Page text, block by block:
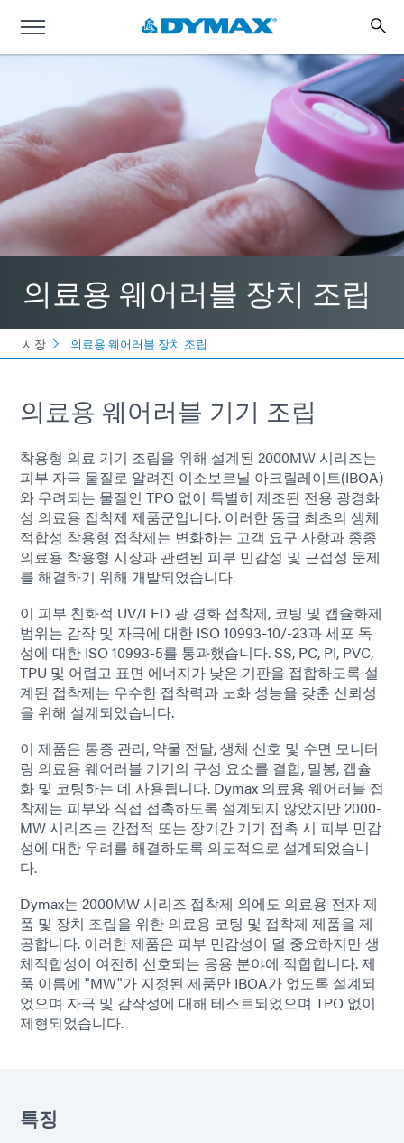
의료용 웨어러블 장치 조립
시장 의료용 웨어러블 장치 조립
의료용 웨어러블 기기 조립
착용형 의료 기기 조립을 위해 설계된 2000MW 시리즈는
피부 자극 물질로 알려진 이소보르닐 아크릴레이트(IBOA)
와 우려되는 물질인 TPO 없이 특별히 제조된 전용 광경화
성 의료용 접착제 제품군입니다. 이러한 동급 최초의 생체
적합성 착용형 접착제는 변화하는 고객 요구 사항과 종종
의료용 착용형 시장과 관련된 피부 민감성 및 근접성 문제
를 해결하기 위해 개발되었습니다.
이 피부 친화적 UV/LED 광 경화 접착제, 코팅 및 캡슐화제
범위는 감작 및 자극에 대한 ISO 10993-10/-23과 세포 독
성에 대한 ISO 10993-5를 통과했습니다. SS, PC, PI, PVC,
TPU 및 어렵고 표면 에너지가 낮은 기판을 접합하도록 설
계된 접착제는 우수한 접착력과 노화 성능을 갖춘 신뢰성
을 위해 설계되었습니다.
이 제품은 통증 관리, 약물 전달, 생체 신호 및 수면 모니터
링 의료용 웨어러블 기기의 구성 요소를 결합, 밀봉, 캡슐
화 및 코팅하는 데 사용됩니다. Dymax 의료용 웨어러블 접
착제는 피부와 직접 접촉하도록 설계되지 않았지만 2000-
MW 시리즈는 간접적 또는 장기간 기기 접촉 시 피부 민감
성에 대한 우려를 해결하도록 의도적으로 설계되었습니
다.
Dymax는 2000MW 시리즈 접착제 외에도 의료용 전자 제
품 및 장치 조립을 위한 의료용 코팅 및 접착제 제품을 제
공합니다. 이러한 제품은 피부 민감성이 덜 중요하지만 생
체적합성이 여전히 선호되는 응용 분야에 적합합니다. 제
품 이름에 "MW"가 지정된 제품만 IBOA가 없도록 설계되
었으며 자극 및 감작성에 대해 테스트되었으며 TPO 없이
제형되었습니다.
특징